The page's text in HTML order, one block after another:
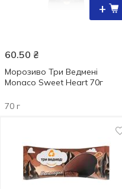
+
60.50 ₴
Морозиво Три Ведмені
Monaco Sweet Heart 70г
70 г